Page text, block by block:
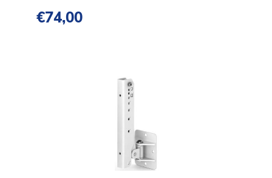
€74,00